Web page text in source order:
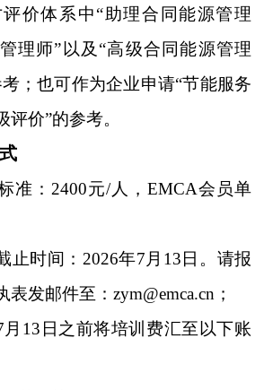
价体系中“助理合同能源管理
理师”以及“高级合同能源管理
；也可作为企业申请“节能服务
价”的参考。
准： 2400元/人， EMCA会员单
止时间： 2026年7 月 13日。请报
表发邮件至： zym@emca.cn ；
月 13 日之前将培训费汇至以下账